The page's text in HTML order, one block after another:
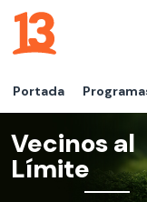
Portada
Vecinos al
Límite